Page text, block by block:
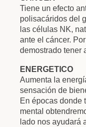
Tiene un efecto
polisacáridos del
las células NK,
ante el cáncer.
demostrado tener
ENERGETICO
Aumenta la
sensación de
En épocas donde
mental
lado nos ayudará